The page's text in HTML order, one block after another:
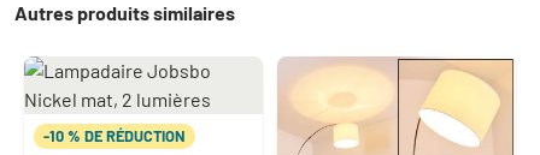
Autres produits similaires
-10 % DE RÉDUCTION